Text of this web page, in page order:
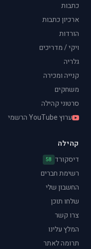
כתבות
ארכיון כתבות
הורדות
ויקי / מדריכים
גלריה
קנייה ומכירה
משחקים
סרטוני קהילה
ערוץ YouTube הרשמי
קהילה
דיסקורד 58
רשימת חברים
החשבון שלי
שלחו תוכן
צרו קשר
המלץ עלינו
תרומה לאתר